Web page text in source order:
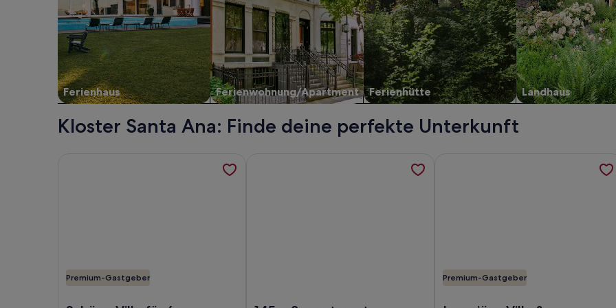
Ferienhaus Ferienwohnung/Apartment Ferienhütte Landhaus
Kloster Santa Ana: Finde deine perfekte Unterkunft
Premium-Gastgeber Premium-Gastgeber